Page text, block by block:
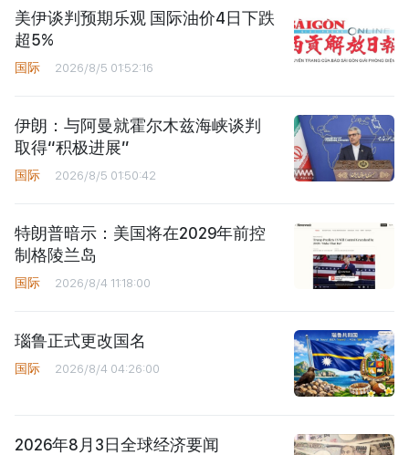
美伊谈判预期乐观 国际油价4日下跌
超5%
国际 2026/8/5 01:52:16
伊朗：与阿曼就霍尔木兹海峡谈判
取得“积极进展”
国际 2026/8/5 01:50:42
特朗普暗示：美国将在2029年前控
制格陵兰岛
国际 2026/8/4 11:18:00
瑙鲁正式更改国名
国际 2026/8/4 04:26:00
2026年8月3日全球经济要闻